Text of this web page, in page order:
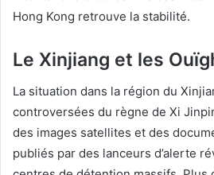
Hong Kong retrouve la stabilité.
Le Xinjiang et les
La situation dans la région du
controversées du règne de Xi
des images satellites et des
publiés par des lanceurs d’alerte